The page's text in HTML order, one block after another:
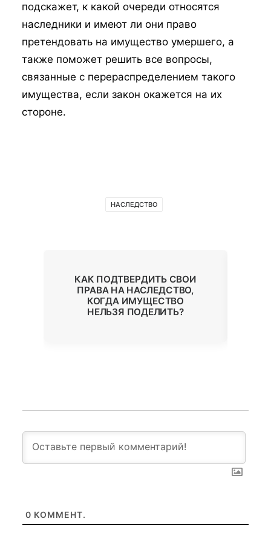
подскажет, к какой очереди относятся
наследники и имеют ли они право
претендовать на имущество умершего, а
также поможет решить все вопросы,
связанные с перераспределением такого
имущества, если закон окажется на их
стороне.
НАСЛЕДСТВО
КАК ПОДТВЕРДИТЬ СВОИ
ПРАВА НА НАСЛЕДСТВО,
КОГДА ИМУЩЕСТВО
НЕЛЬЗЯ ПОДЕЛИТЬ?
0 КОММЕНТ.